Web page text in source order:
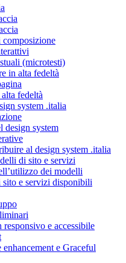
(microtesti)
in alta fedeltà
fedeltà
system .italia
design system
al design system .italia
di sito e servizi
dei modelli
e servizi disponibili
responsivo e accessibile
e Graceful